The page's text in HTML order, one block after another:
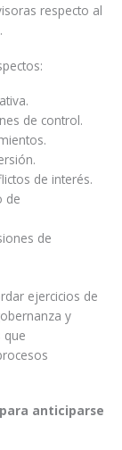
respecto al
de control.
de interés.
de
de
ejercicios de
y
que
anticiparse